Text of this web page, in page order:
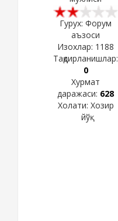
Гурух: Форум
аъзоси
Изохлар: 1188
Тақдирланишлар:
0
Хурмат
даражаси: 628
Холати: Хозир
йўқ